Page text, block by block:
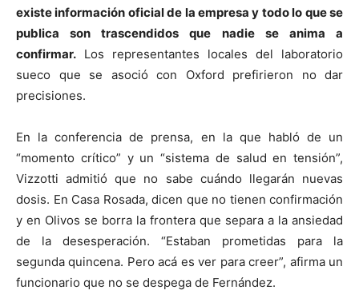
existe información oficial de la empresa y todo lo que se
publica son trascendidos que nadie se anima a
confirmar. Los representantes locales del laboratorio
sueco que se asoció con Oxford prefirieron no dar
precisiones.
En la conferencia de prensa, en la que habló de un
“momento crítico” y un “sistema de salud en tensión”,
Vizzotti admitió que no sabe cuándo llegarán nuevas
dosis. En Casa Rosada, dicen que no tienen confirmación
y en Olivos se borra la frontera que separa a la ansiedad
de la desesperación. “Estaban prometidas para la
segunda quincena. Pero acá es ver para creer”, afirma un
funcionario que no se despega de Fernández.